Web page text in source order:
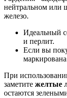
нейтральном или
железо.
Идеальный
и перлит.
Если вы
При
заметите желтые
остаются